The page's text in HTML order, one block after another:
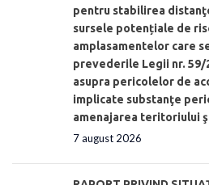
pentru stabilirea
sursele potențiale de
amplasamentelor care
prevederile Legii nr.
asupra pericolelor de
implicate substanţe
amenajarea teritoriului
7 august 2026